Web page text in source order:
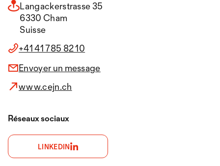
Langackerstrasse 35
6330 Cham
Suisse
+41 41 785 82 10
Envoyer un message
www.cejn.ch
Réseaux sociaux
LINKEDIN